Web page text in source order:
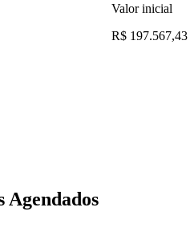
Valor inicial
R$ 197.567,43
Agendados